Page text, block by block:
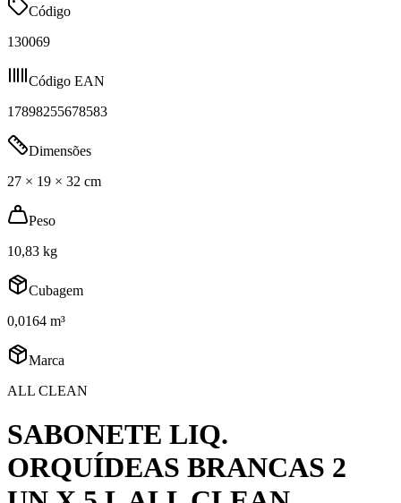
Código
130069
Código EAN
17898255678583
Dimensões
27 × 19 × 32 cm
Peso
10,83 kg
Cubagem
0,0164 m³
Marca
ALL CLEAN
SABONETE LIQ.
ORQUÍDEAS BRANCAS 2